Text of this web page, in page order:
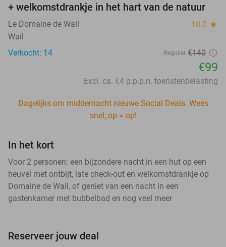
+ welkomstdrankje in het hart van de natuur
Le Domaine de Wail 10.0 star
Wail
Verkocht: 14
Regulier €140
€99
Excl. ca. €4 p.p.p.n. toeristenbelasting
Dagelijks om middernacht nieuwe Social Deals. Wees
snel, op = op!
In het kort
Voor 2 personen: een bijzondere nacht in een hut op een
heuvel met ontbijt, late check-out en welkomstdrankje op
Domaine de Wail, of geniet van een nacht in een
gastenkamer met bubbelbad en nog veel meer
Reserveer jouw deal